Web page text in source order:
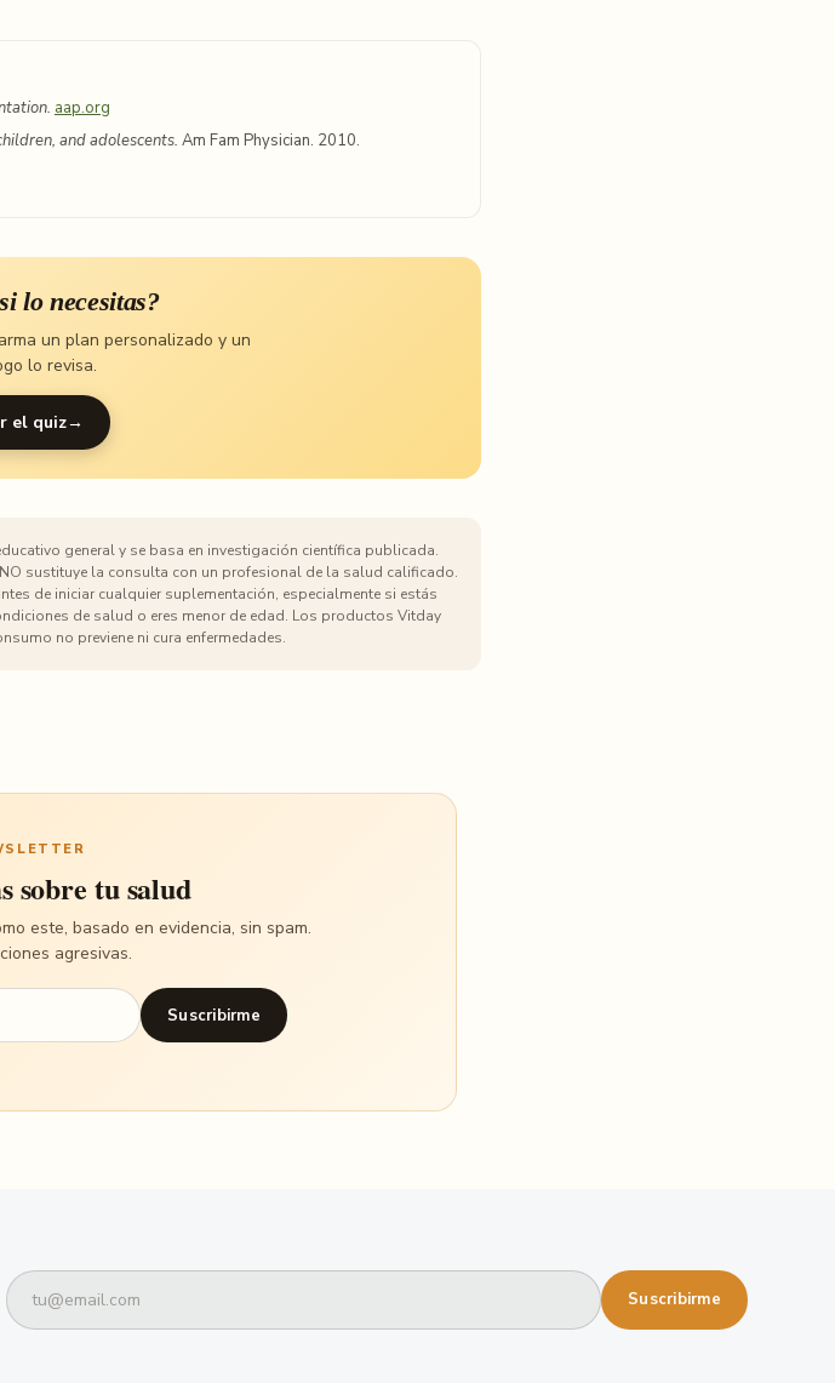
aap.org
and adolescents. Am Fam Physician. 2010.
lo necesitas?
un plan personalizado y un
lo revisa.
el quiz→
general y se basa en investigación científica publicada.
sustituye la consulta con un profesional de la salud calificado.
de iniciar cualquier suplementación, especialmente si estás
de salud o eres menor de edad. Los productos Vitday
no previene ni cura enfermedades.
sobre tu salud
este, basado en evidencia, sin spam.
agresivas.
Suscribirme
Suscribirme